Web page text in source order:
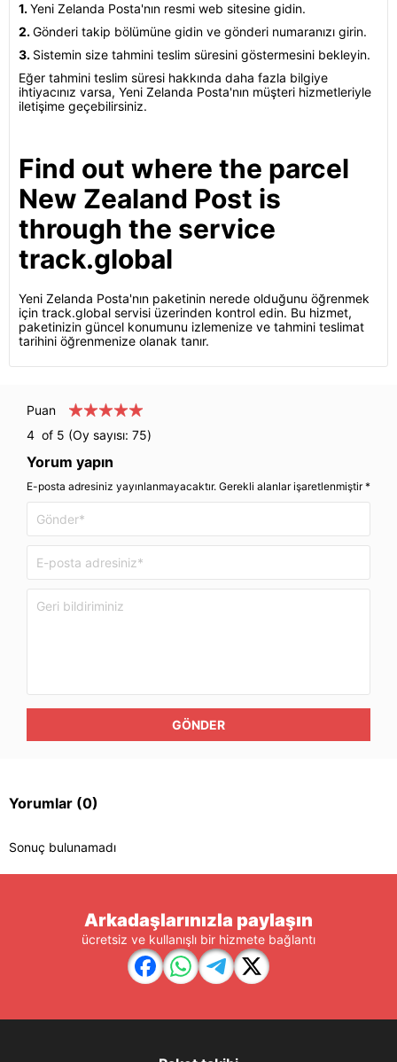
1.Yeni Zelanda Posta'nın resmi web sitesine gidin.
2.Gönderi takip bölümüne gidin ve gönderi numaranızı girin.
3. Sistemin size tahmini teslim süresini göstermesini bekleyin.
Eğer tahmini teslim süresi hakkında daha fazla bilgiye
ihtiyacınız varsa, Yeni Zelanda Posta'nın müşteri hizmetleriyle
iletişime geçebilirsiniz.
Find out where the parcel
New Zealand Post is
through the service
track.global
Yeni Zelanda Posta'nın paketinin nerede olduğunu öğrenmek
için track.global servisi üzerinden kontrol edin. Bu hizmet,
paketinizin güncel konumunu izlemenize ve tahmini teslimat
tarihini öğrenmenize olanak tanır.
Puan
4 of 5 (Oy sayısı: 75)
Yorum yapın
E-posta adresiniz yayınlanmayacaktır. Gerekli alanlar işaretlenmiştir *
GÖNDER
Yorumlar (0)
Sonuç bulunamadı
Arkadaşlarınızla paylaşın
ücretsiz ve kullanışlı bir hizmete bağlantı